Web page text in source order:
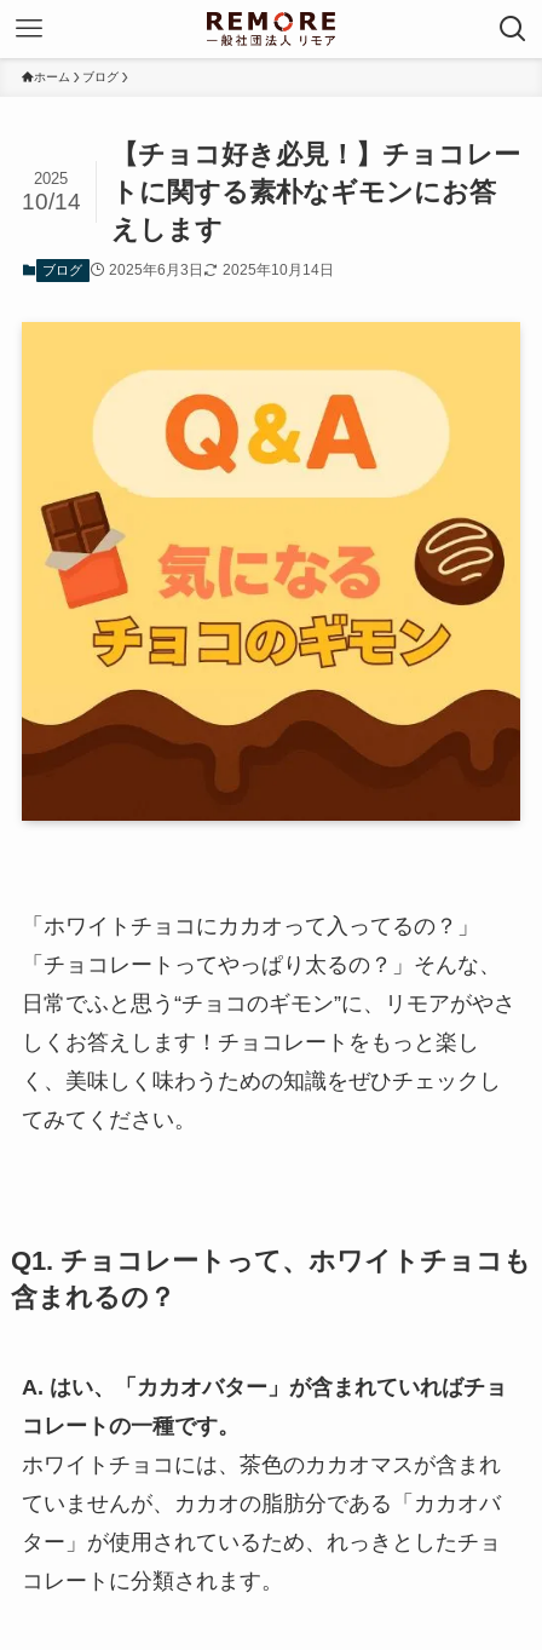
ホーム ブログ
【チョコ好き必見！】チョコレー
トに関する素朴なギモンにお答
えします
2025
10/14
ブログ 2025年6月3日 2025年10月14日
「ホワイトチョコにカカオって入ってるの？」
「チョコレートってやっぱり太るの？」そんな、
日常でふと思う“チョコのギモン”に、リモアがやさ
しくお答えします！チョコレートをもっと楽し
く、美味しく味わうための知識をぜひチェックし
てみてください。
Q1. チョコレートって、ホワイトチョコも
含まれるの？
A. はい、「カカオバター」が含まれていればチョ
コレートの一種です。
ホワイトチョコには、茶色のカカオマスが含まれ
ていませんが、カカオの脂肪分である「カカオバ
ター」が使用されているため、れっきとしたチョ
コレートに分類されます。